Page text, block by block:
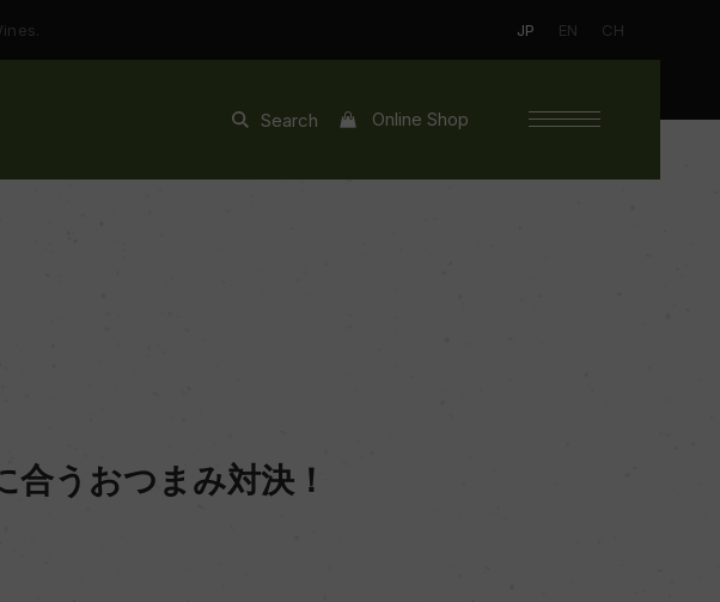
JP EN CH
Search Online Shop
うおつまみ対決！